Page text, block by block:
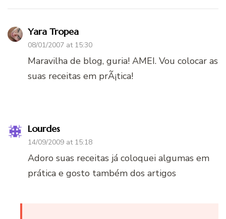
Yara Tropea
08/01/2007 at 15:30
Maravilha de blog, guria! AMEI. Vou colocar as
suas receitas em prÃ¡tica!
Lourdes
14/09/2009 at 15:18
Adoro suas receitas já coloquei algumas em
prática e gosto também dos artigos